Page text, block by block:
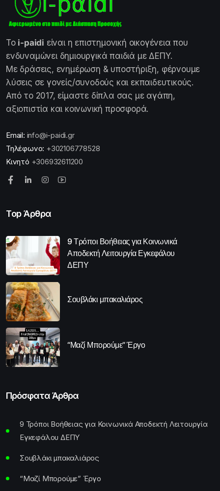
Το i-paidi είναι η επιστημονική οικογένεια που
ενδυναμώνει δημιουργικά παιδιά με ΔΕΠΥ.
Με δράσεις, ενημέρωση & υποστήριξη, φέρνουμε
λύσεις σε γονείς/συνοδούς και εκπαιδευτικούς.
Από το 2017, είμαστε δίπλα σας με αγάπη,
αξιοπιστία και κοινωνική προσφορά.
Email: info@i-paidi.gr
Τηλέφωνο: +302106778528
Κινητό +306932611200
Top Άρθρα
9 Τρόποι Βοήθειας για Κοινωνικά
Αποδεκτή Λειτουργία Εγκεφάλου
ΔΕΠΥ
Σουβλάκι μπακαλιάρος
“Μαζί Μπορούμε” Έργο
Πρόσφατα Άρθρα
9 Τρόποι Βοήθειας για Κοινωνικά Αποδεκτή Λειτουργία
Εγκεφάλου ΔΕΠΥ
Σουβλάκι μπακαλιάρος
“Μαζί Μπορούμε” Έργο